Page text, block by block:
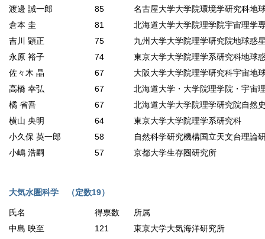
渡邊 誠一郎
85
名古屋大学大学院環境学研究科地
倉本 圭
81
北海道大学大学院理学院宇宙理学
吉川 顕正
75
九州大学大学院理学研究院地球惑
永原 裕子
74
東京大学大学院理学系研究科地球
佐々木 晶
67
大阪大学大学院理学研究科宇宙地
高橋 幸弘
67
北海道大学・大学院理学院・宇宙
橘 省吾
67
北海道大学大学院理学研究院自然
横山 央明
64
東京大学大学院理学系研究科
小久保 英一郎
58
自然科学研究機構国立天文台理論
小嶋 浩嗣
57 京都大学生存圏研究所
大気水圏科学 （定数19）
氏名 得票数
所属
中島 映至
121
東京大学大気海洋研究所